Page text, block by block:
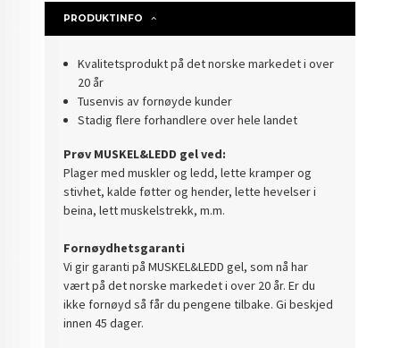
PRODUKTINFO
Kvalitetsprodukt på det norske markedet i over
20 år
Tusenvis av fornøyde kunder
Stadig flere forhandlere over hele landet
Prøv MUSKEL&LEDD gel ved:
Plager med muskler og ledd, lette kramper og
stivhet, kalde føtter og hender, lette hevelser i
beina, lett muskelstrekk, m.m.
Fornøydhetsgaranti
Vi gir garanti på MUSKEL&LEDD gel, som nå har
vært på det norske markedet i over 20 år. Er du
ikke fornøyd så får du pengene tilbake. Gi beskjed
innen 45 dager.